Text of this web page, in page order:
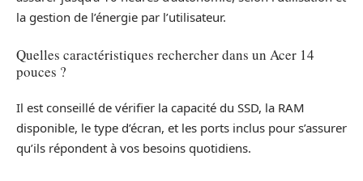
la gestion de l’énergie par l’utilisateur.
Quelles caractéristiques rechercher dans un Acer 14
pouces ?
Il est conseillé de vérifier la capacité du SSD, la RAM
disponible, le type d’écran, et les ports inclus pour s’assurer
qu’ils répondent à vos besoins quotidiens.